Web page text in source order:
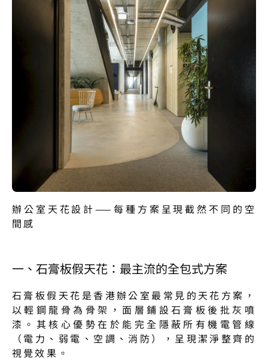
辦公室天花設計——每種方案呈現截然不同的空
間感
一、石膏板假天花：最主流的全包式方案
石膏板假天花是香港辦公室最常見的天花方案，
以輕鋼龍骨為骨架，面層鋪設石膏板後批灰噴
漆。其核心優勢在於能完全隱蔽所有機電管線
（電力、弱電、空調、消防），呈現潔淨整齊的
視覺效果。